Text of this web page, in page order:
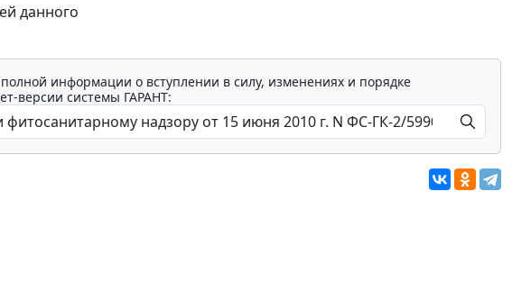
данного
информации о вступлении в силу, изменениях и порядке
версии системы ГАРАНТ: